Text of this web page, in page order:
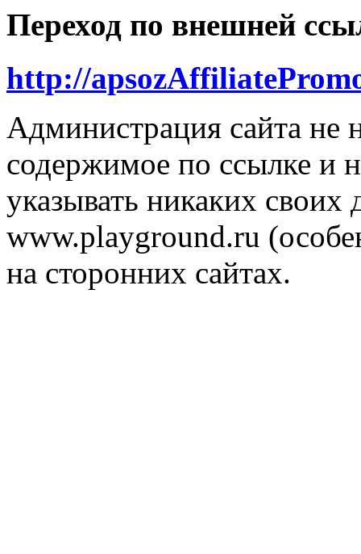
Переход по внешней
http://
Администрация сайта не
содержимое по ссылке и
указывать никаких
www.playground.ru
на сторонних сайтах.